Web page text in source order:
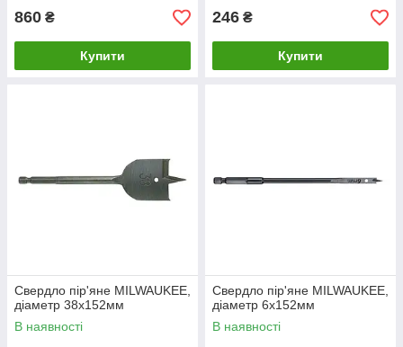
860 ₴
Купити
246 ₴
Купити
Свердло пір'яне MILWAUKEE,
діаметр 38x152мм
В наявності
Свердло пір'яне MILWAUKEE,
діаметр 6x152мм
В наявності